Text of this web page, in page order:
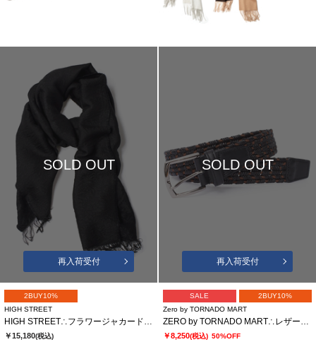
SOLD OUT
再入荷受付
2BUY10%
HIGH STREET
HIGH STREET∴フラワージャカードマフラー
￥15,180(税込)
SOLD OUT
再入荷受付
SALE
2BUY10%
Zero by TORNADO MART
ZERO by TORNADO MART∴レザーストレッチメッシュベルト
￥8,250(税込) 50%OFF